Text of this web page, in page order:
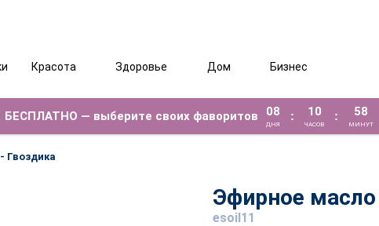
Красота Здоровье Дом Бизнес
БЕСПЛАТНО — выберите своих фаворитов 08
ДНЯ
: 10
ЧАСОВ
: 58
МИНУТ
Гвоздика
Эфирное
esoil11